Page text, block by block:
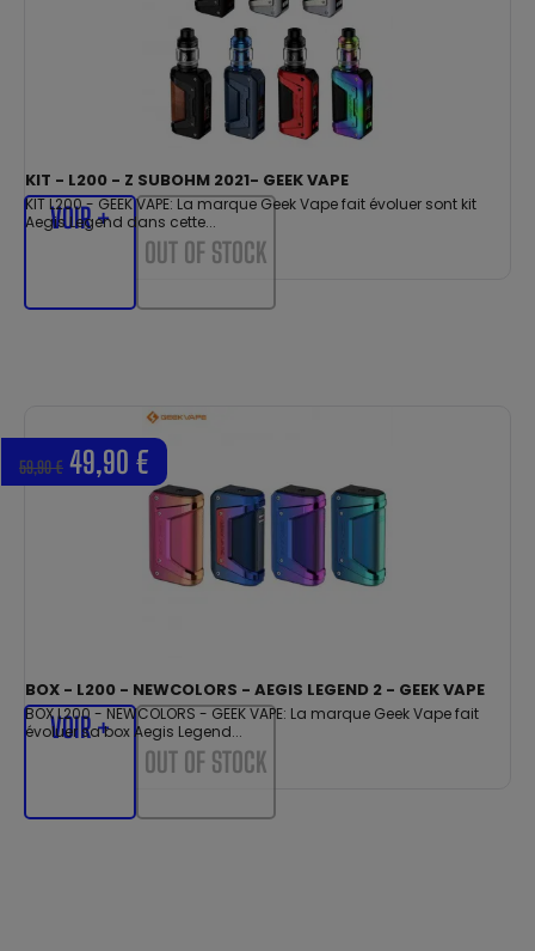
KIT - L200 - Z SUBOHM 2021- GEEK VAPE
KIT L200 - GEEK VAPE: La marque Geek Vape fait évoluer sont kit
Aegis Legend dans cette...
VOIR +
OUT OF STOCK
BOX - L200 - NEWCOLORS - AEGIS LEGEND 2 - GEEK VAPE
BOX L200 - NEWCOLORS - GEEK VAPE: La marque Geek Vape fait
évoluer sa box Aegis Legend...
59,90 € 49,90 €
VOIR +
OUT OF STOCK